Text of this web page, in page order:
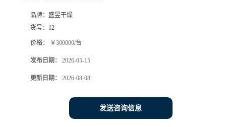
品牌： 盛昱干燥
货号： 12
价格： ￥300000/台
发布日期： 2026-05-15
更新日期： 2026-08-08
发送咨询信息